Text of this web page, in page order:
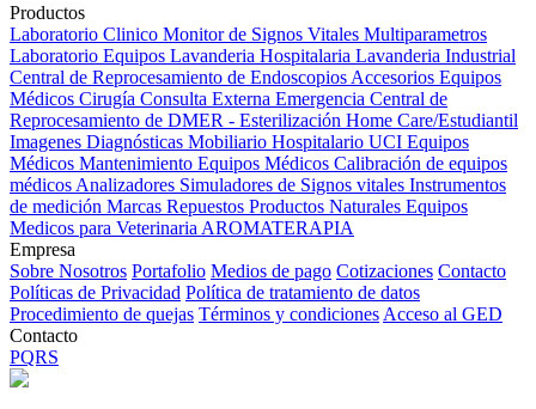
Productos
Laboratorio Clinico Monitor de Signos Vitales Multiparametros
Laboratorio Equipos Lavanderia Hospitalaria Lavanderia Industrial
Central de Reprocesamiento de Endoscopios Accesorios Equipos
Médicos Cirugía Consulta Externa Emergencia Central de
Reprocesamiento de DMER - Esterilización Home Care/Estudiantil
Imagenes Diagnósticas Mobiliario Hospitalario UCI Equipos
Médicos Mantenimiento Equipos Médicos Calibración de equipos
médicos Analizadores Simuladores de Signos vitales Instrumentos
de medición Marcas Repuestos Productos Naturales Equipos
Medicos para Veterinaria AROMATERAPIA
Empresa
Sobre Nosotros Portafolio Medios de pago Cotizaciones Contacto
Políticas de Privacidad Política de tratamiento de datos
Procedimiento de quejas Términos y condiciones Acceso al GED
Contacto
PQRS